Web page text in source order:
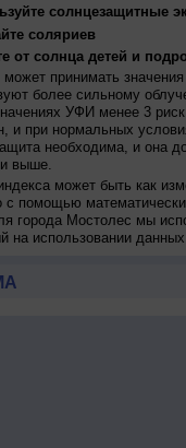
солнцезащитные
соляриев
от солнца детей и
принимать
более сильному
УФИ менее 3
и при нормальных
необходима, и она
выше.
может быть как
с помощью
города Мостолес мы
на использовании